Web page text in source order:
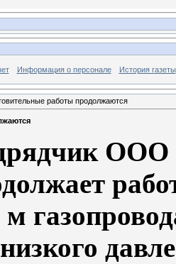
Информация о персонале История газеты
работы продолжаются
ООО
м